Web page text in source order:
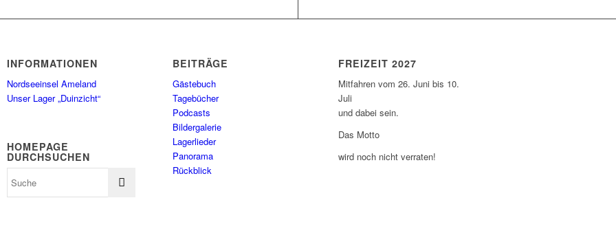
INFORMATIONEN
Nordseeinsel Ameland
Unser Lager „Duinzicht“
HOMEPAGE
DURCHSUCHEN
BEITRÄGE
Gästebuch
Tagebücher
Podcasts
Bildergalerie
Lagerlieder
Panorama
Rückblick
FREIZEIT 2027
Mitfahren vom 26. Juni bis 10.
Juli
und dabei sein.
Das Motto
wird noch nicht verraten!